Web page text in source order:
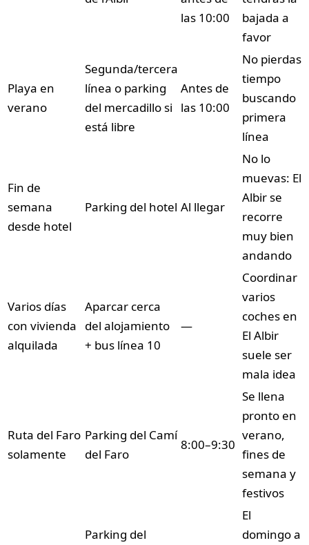
las 10:00
bajada a
favor
Playa en
verano
Segunda/tercera
línea o parking
del mercadillo si
está libre
Antes de
las 10:00
No pierdas
tiempo
buscando
primera
línea
Fin de
semana
desde hotel
Parking del hotel Al llegar
No lo
muevas: El
Albir se
recorre
muy bien
andando
Varios días
con vivienda
alquilada
Aparcar cerca
del alojamiento
+ bus línea 10
—
Coordinar
varios
coches en
El Albir
suele ser
mala idea
Ruta del Faro
solamente
Parking del Camí
del Faro
8:00–9:30
Se llena
pronto en
verano,
fines de
semana y
festivos
Parking del
El
domingo a